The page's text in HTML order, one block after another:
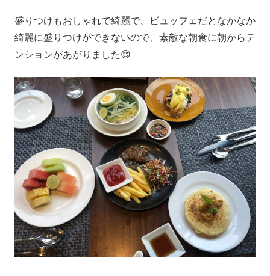
盛りつけもおしゃれで綺麗で、ビュッフェだとなかなか
綺麗に盛りつけができないので、素敵な朝食に朝からテ
ンションがあがりました😊